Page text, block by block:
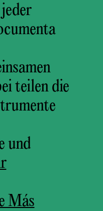
teilen die
und
Más